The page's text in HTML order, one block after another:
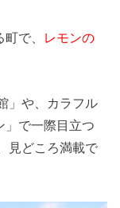
で、 レモンの
」や、カラフル
」で一際目立つ
見どころ満載で